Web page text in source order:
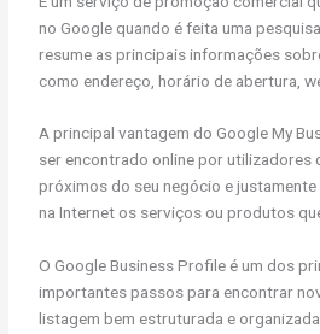
no Google quando é feita uma
resume as principais informações
como endereço, horário de abertura,
A principal vantagem do Google My
ser encontrado online por utilizadores
próximos do seu negócio e
na Internet os serviços ou produtos
O Google Business Profile é um dos
importantes passos para encontrar
listagem bem estruturada e